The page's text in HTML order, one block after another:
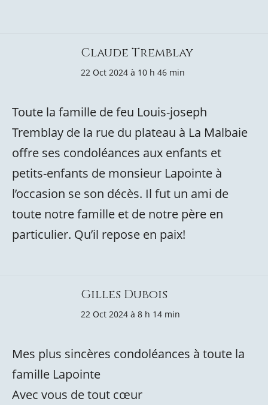
Claude Tremblay
22 Oct 2024 à 10 h 46 min
Toute la famille de feu Louis-joseph
Tremblay de la rue du plateau à La Malbaie
offre ses condoléances aux enfants et
petits-enfants de monsieur Lapointe à
l’occasion se son décès. Il fut un ami de
toute notre famille et de notre père en
particulier. Qu’il repose en paix!
Gilles Dubois
22 Oct 2024 à 8 h 14 min
Mes plus sincères condoléances à toute la
famille Lapointe
Avec vous de tout cœur